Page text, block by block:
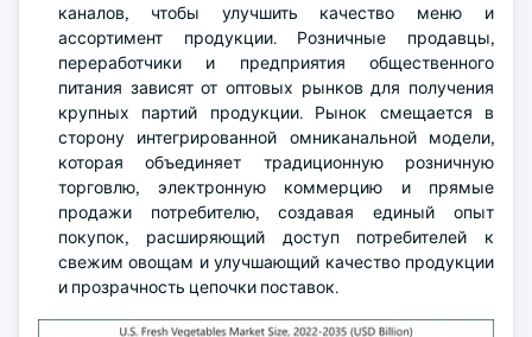
каналов, чтобы улучшить качество меню и
ассортимент продукции. Розничные продавцы,
переработчики и предприятия общественного
питания зависят от оптовых рынков для получения
крупных партий продукции. Рынок смещается в
сторону интегрированной омниканальной модели,
которая объединяет традиционную розничную
торговлю, электронную коммерцию и прямые
продажи потребителю, создавая единый опыт
покупок, расширяющий доступ потребителей к
свежим овощам и улучшающий качество продукции
и прозрачность цепочки поставок.